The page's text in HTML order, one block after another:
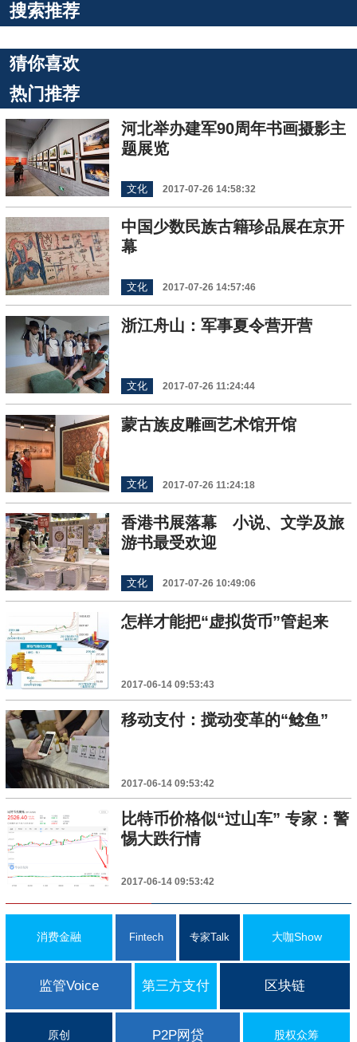
搜索推荐
猜你喜欢
热门推荐
河北举办建军90周年书画摄影主
题展览
文化 2017-07-26 14:58:32
中国少数民族古籍珍品展在京开
幕
文化 2017-07-26 14:57:46
浙江舟山：军事夏令营开营
文化 2017-07-26 11:24:44
蒙古族皮雕画艺术馆开馆
文化 2017-07-26 11:24:18
香港书展落幕 小说、文学及旅
游书最受欢迎
文化 2017-07-26 10:49:06
怎样才能把“虚拟货币”管起来
2017-06-14 09:53:43
移动支付：搅动变革的“鲶鱼”
2017-06-14 09:53:42
比特币价格似“过山车” 专家：警
惕大跌行情
2017-06-14 09:53:42
消费金融 Fintech 专家Talk 大咖Show
监管Voice 第三方支付 区块链
原创 P2P网贷 股权众筹